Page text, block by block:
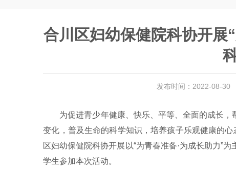
合川区妇幼保健院科协开展
发布时间：2022-08-30
为促进青少年健康、快乐、平等、全面的成长
变化，普及生命的科学知识，培养孩子乐观健康的
区妇幼保健院科协开展以“为青春准备·为成长助力”
学生参加本次活动。